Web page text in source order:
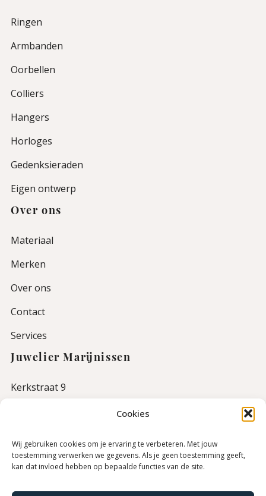
Cookies
Wij gebruiken cookies om je ervaring te verbeteren. Met jouw
toestemming verwerken we gegevens. Als je geen toestemming geeft,
kan dat invloed hebben op bepaalde functies van de site.
Ringen
Armbanden
Oorbellen
Colliers
Hangers
Horloges
Gedenksieraden
Eigen ontwerp
Over ons
Materiaal
Merken
Over ons
Contact
Services
Juwelier Marijnissen
Kerkstraat 9
Geopend van dinsdag t/m vrijdag van 10:00 tot 17:30
uur en op zaterdag van 10:00 tot 17:00 uur.